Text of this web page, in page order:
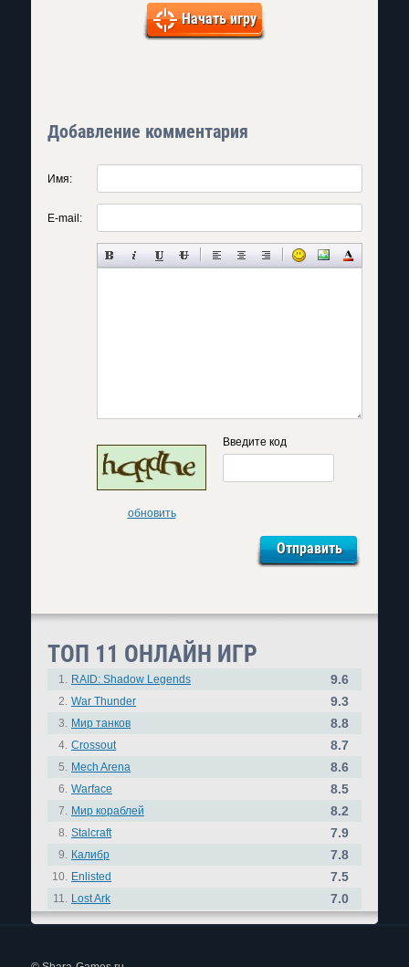
Начать игру
Добавление комментария
Имя:
E-mail:
обновить
Введите код
ТОП 11 ОНЛАЙН ИГР
1. RAID: Shadow Legends 9.6
2. War Thunder 9.3
3. Мир танков 8.8
4. Crossout 8.7
5. Mech Arena 8.6
6. Warface 8.5
7. Мир кораблей 8.2
8. Stalcraft 7.9
9. Калибр 7.8
10. Enlisted 7.5
11. Lost Ark 7.0